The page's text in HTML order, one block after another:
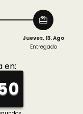
redeem
Jueves, 13. Ago
Entregado